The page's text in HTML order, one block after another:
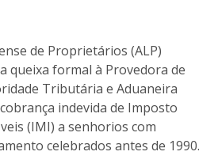
de Proprietários (ALP)
queixa formal à Provedora de
Tributária e Aduaneira
indevida de Imposto
(IMI) a senhorios com
celebrados antes de 1990.